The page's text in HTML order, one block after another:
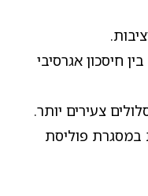
חיסכון אגרסיבי
צעירים יותר.
במסגרת פוליסת